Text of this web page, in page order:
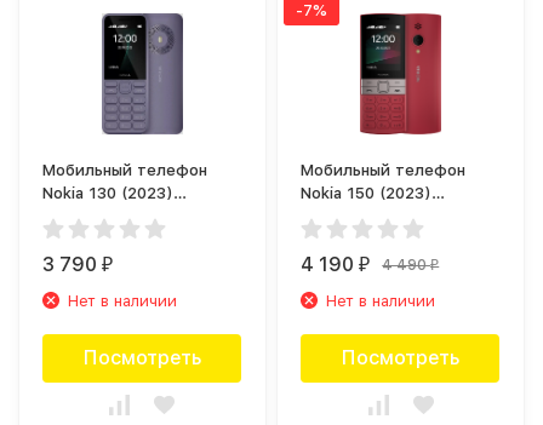
Мобильный телефон
Nokia 130 (2023)
Фиолетовый
3 790₽
Нет в наличии
Посмотреть
-7%
Мобильный телефон
Nokia 150 (2023)
Красный
4 190₽ 4 490₽
Нет в наличии
Посмотреть